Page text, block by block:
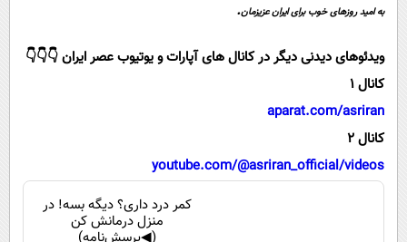
مجله تصویری سلاح
گوناگون
به امید روزهای خوب برای ایران عزیزمان.
ویدئوهای دیدنی دیگر در کانال های آپارات و یوتیوب عصر ایران 👇👇👇
کانال 1
aparat.com/asriran
کانال 2
youtube.com/@asriran_official/videos
کمر درد داری؟ دیگه بسه! در
منزل درمانش کن